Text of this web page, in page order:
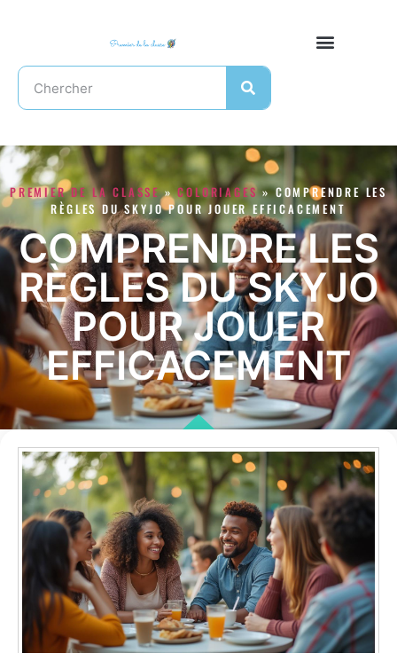
PREMIER DE LA CLASSE»COLORIAGES »COMPRENDRE LES
RÈGLES DU SKYJO POUR JOUER EFFICACEMENT
COMPRENDRE LES
RÈGLES DU SKYJO
POUR JOUER
EFFICACEMENT